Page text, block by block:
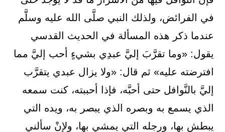
في الفرائض، ولذلك النبي صلَّى الله عليه وسلَّم
عندما ذكر هذه المسألة في الحديث القدسي
يقول: «وما تقرَّبَ إليَّ عبدِي بشيءٍ أحب إليَّ مما
افترضته عليه» ثم قال: «ولا يزال عبدي يتقرَّب
إليَّ بالنَّوافل حتى أحبَّه، فإذا أحببته، كنت سمعه
الذي يسمع به وبصره الذي يبصر به، ويده التي
يبطش بها، ورجله التي يمشي بها، ولإنْ سألني